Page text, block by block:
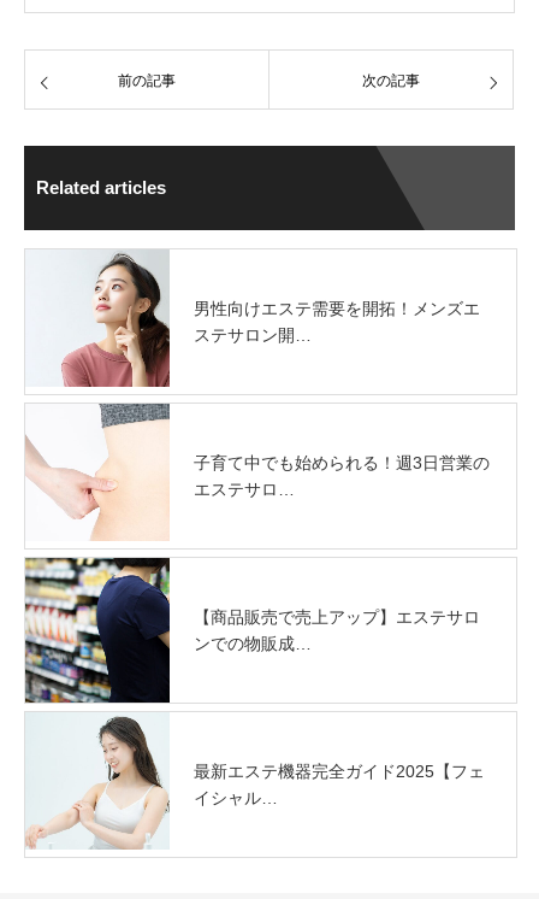
前の記事 次の記事
Related articles
男性向けエステ需要を開拓！メンズエ
ステサロン開…
子育て中でも始められる！週3日営業の
エステサロ…
【商品販売で売上アップ】エステサロ
ンでの物販成…
最新エステ機器完全ガイド2025【フェ
イシャル…